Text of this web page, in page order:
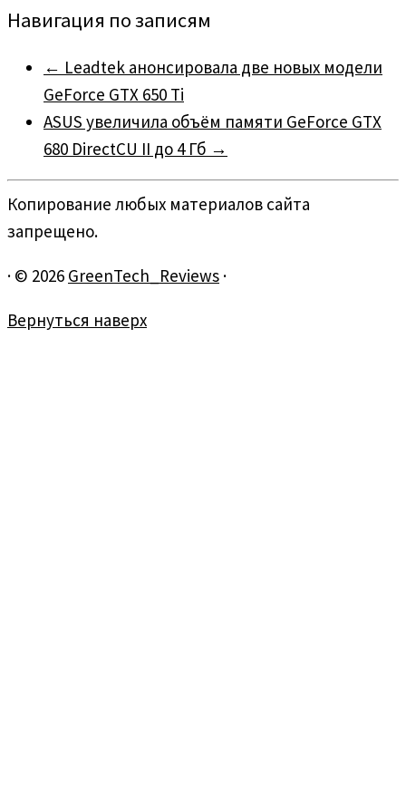
Навигация по записям
← Leadtek анонсировала две новых модели
GeForce GTX 650 Ti
ASUS увеличила объём памяти GeForce GTX
680 DirectCU II до 4 Гб →
Копирование любых материалов сайта
запрещено.
· © 2026 GreenTech_Reviews ·
Вернуться наверх